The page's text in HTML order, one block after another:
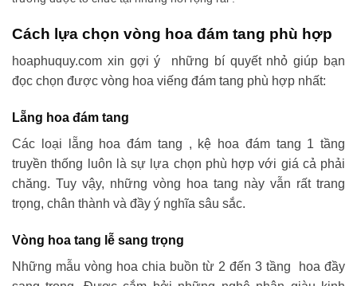
Cách lựa chọn vòng hoa đám tang phù hợp
hoaphuquy.com xin gợi ý những bí quyết nhỏ giúp bạn
đọc chọn được vòng hoa viếng đám tang phù hợp nhất:
Lẵng hoa đám tang
Các loại lẵng hoa đám tang , kệ hoa đám tang 1 tầng
truyền thống luôn là sự lựa chọn phù hợp với giá cả phải
chăng. Tuy vậy, những vòng hoa tang này vẫn rất trang
trọng, chân thành và đầy ý nghĩa sâu sắc.
Vòng hoa tang lễ sang trọng
Những mẫu vòng hoa chia buồn từ 2 đến 3 tầng hoa đầy